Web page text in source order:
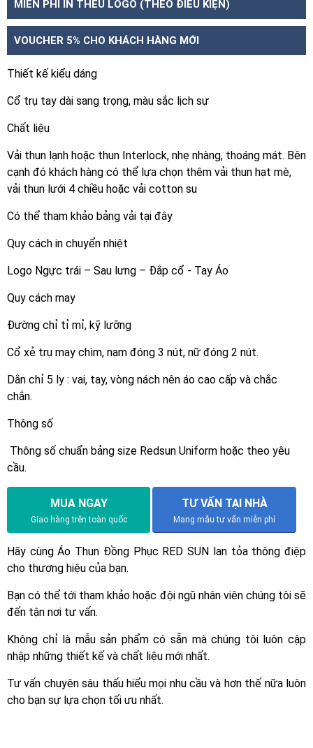
MIỄN PHÍ IN THÊU LOGO (THEO ĐIỀU KIỆN)
VOUCHER 5% CHO KHÁCH HÀNG MỚI
Thiết kế kiểu dáng
Cổ trụ tay dài sang trọng, màu sắc lịch sự
Chất liệu
Vải thun lạnh hoặc thun Interlock, nhẹ nhàng, thoáng mát. Bên
cạnh đó khách hàng có thể lựa chọn thêm vải thun hạt mè,
vải thun lưới 4 chiều hoặc vải cotton su
Có thể tham khảo bảng vải tại đây
Quy cách in chuyển nhiệt
Logo Ngực trái – Sau lưng – Đắp cổ - Tay Áo
Quy cách may
Đường chỉ tỉ mỉ, kỹ lưỡng
Cổ xẻ trụ may chìm, nam đóng 3 nút, nữ đóng 2 nút.
Dằn chỉ 5 ly : vai, tay, vòng nách nên áo cao cấp và chắc
chắn.
Thông số
Thông số chuẩn bảng size Redsun Uniform hoặc theo yêu
cầu.
MUA NGAY
Giao hàng trên toàn quốc
TƯ VẤN TẠI NHÀ
Mang mẫu tư vấn miễn phí
Hãy cùng Áo Thun Đồng Phục RED SUN lan tỏa thông điệp
cho thương hiệu của bạn.
Bạn có thể tới tham khảo hoặc đội ngũ nhân viên chúng tôi sẽ
đến tận nơi tư vấn.
Không chỉ là mẫu sản phẩm có sẵn mà chúng tôi luôn cập
nhập những thiết kế và chất liệu mới nhất.
Tư vấn chuyên sâu thấu hiểu mọi nhu cầu và hơn thế nữa luôn
cho bạn sự lựa chọn tối ưu nhất.